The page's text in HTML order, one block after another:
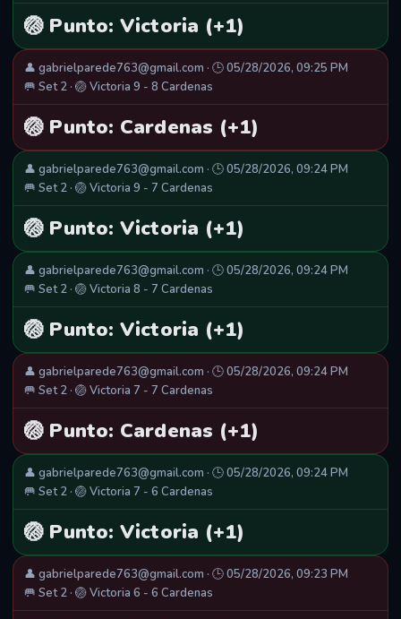
🏐 Punto: Victoria (+1)
👤 gabrielparede763@gmail.com · 🕒 05/28/2026, 09:25 PM
🥅 Set 2 · 🏐 Victoria 9 - 8 Cardenas
🏐 Punto: Cardenas (+1)
👤 gabrielparede763@gmail.com · 🕒 05/28/2026, 09:24 PM
🥅 Set 2 · 🏐 Victoria 9 - 7 Cardenas
🏐 Punto: Victoria (+1)
👤 gabrielparede763@gmail.com · 🕒 05/28/2026, 09:24 PM
🥅 Set 2 · 🏐 Victoria 8 - 7 Cardenas
🏐 Punto: Victoria (+1)
👤 gabrielparede763@gmail.com · 🕒 05/28/2026, 09:24 PM
🥅 Set 2 · 🏐 Victoria 7 - 7 Cardenas
🏐 Punto: Cardenas (+1)
👤 gabrielparede763@gmail.com · 🕒 05/28/2026, 09:24 PM
🥅 Set 2 · 🏐 Victoria 7 - 6 Cardenas
🏐 Punto: Victoria (+1)
👤 gabrielparede763@gmail.com · 🕒 05/28/2026, 09:23 PM
🥅 Set 2 · 🏐 Victoria 6 - 6 Cardenas